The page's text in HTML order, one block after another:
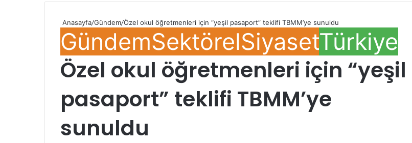
Anasayfa/Gündem/Özel okul öğretmenleri için “yeşil pasaport” teklifi TBMM’ye sunuldu
GündemSektörelSiyasetTürkiye
Özel okul öğretmenleri için “yeşil
pasaport” teklifi TBMM’ye
sunuldu